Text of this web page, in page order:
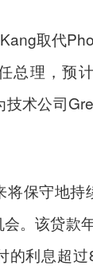
取代
总理，预
术公司
将保守地持
。该贷款
的利息超